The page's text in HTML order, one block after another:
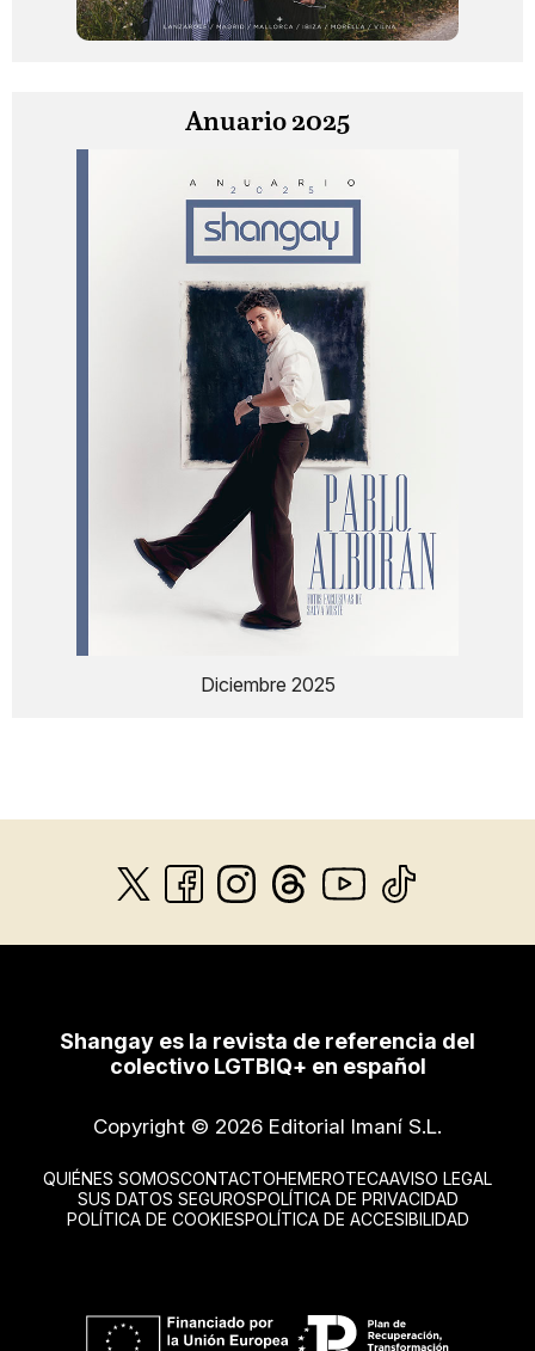
Anuario 2025
Diciembre 2025
Shangay es la revista de referencia del
colectivo LGTBIQ+ en español
Copyright © 2026 Editorial Imaní S.L.
QUIÉNES SOMOSCONTACTOHEMEROTECAAVISO LEGAL
SUS DATOS SEGUROSPOLÍTICA DE PRIVACIDAD
POLÍTICA DE COOKIESPOLÍTICA DE ACCESIBILIDAD